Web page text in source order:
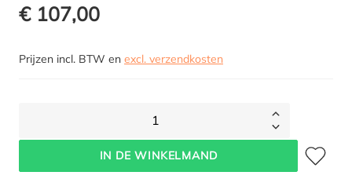
€ 107,00
Prijzen incl. BTW en excl. verzendkosten
1
IN DE WINKELMAND